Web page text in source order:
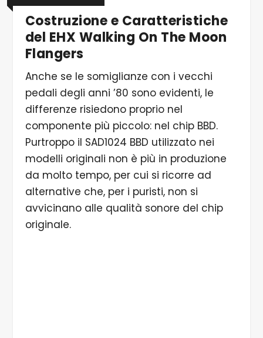
Costruzione e Caratteristiche
del EHX Walking On The Moon
Flangers
Anche se le somiglianze con i vecchi
pedali degli anni ’80 sono evidenti, le
differenze risiedono proprio nel
componente più piccolo: nel chip BBD.
Purtroppo il SAD1024 BBD utilizzato nei
modelli originali non è più in produzione
da molto tempo, per cui si ricorre ad
alternative che, per i puristi, non si
avvicinano alle qualità sonore del chip
originale.